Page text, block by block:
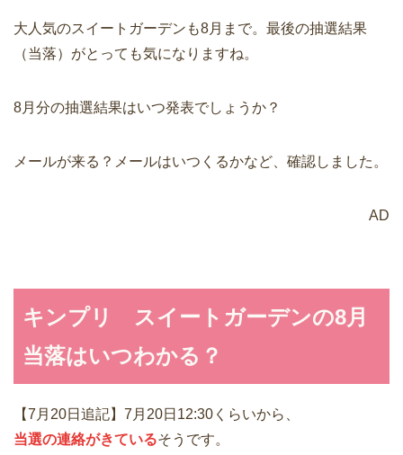
大人気のスイートガーデンも8月まで。最後の抽選結果
（当落）がとっても気になりますね。
8月分の抽選結果はいつ発表でしょうか？
メールが来る？メールはいつくるかなど、確認しました。
AD
キンプリ スイートガーデンの8月
当落はいつわかる？
【7月20日追記】7月20日12:30くらいから、
当選の連絡がきているそうです。